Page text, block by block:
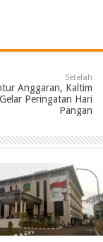
Setelah
Anggaran, Kaltim
Peringatan Hari
Pangan